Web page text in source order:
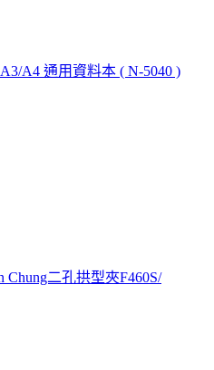
A4 通用資料本 ( N-5040 )
Chung二孔拱型夾F460S/